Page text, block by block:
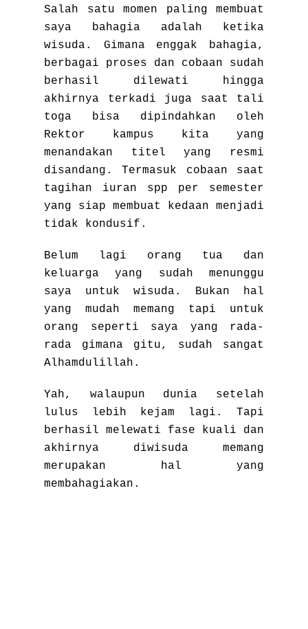
Salah satu momen paling membuat
saya bahagia adalah ketika
wisuda. Gimana enggak bahagia,
berbagai proses dan cobaan sudah
berhasil dilewati hingga
akhirnya terkadi juga saat tali
toga bisa dipindahkan oleh
Rektor kampus kita yang
menandakan titel yang resmi
disandang. Termasuk cobaan saat
tagihan iuran spp per semester
yang siap membuat kedaan menjadi
tidak kondusif.
Belum lagi orang tua dan
keluarga yang sudah menunggu
saya untuk wisuda. Bukan hal
yang mudah memang tapi untuk
orang seperti saya yang rada-
rada gimana gitu, sudah sangat
Alhamdulillah.
Yah, walaupun dunia setelah
lulus lebih kejam lagi. Tapi
berhasil melewati fase kuali dan
akhirnya diwisuda memang
merupakan hal yang
membahagiakan.